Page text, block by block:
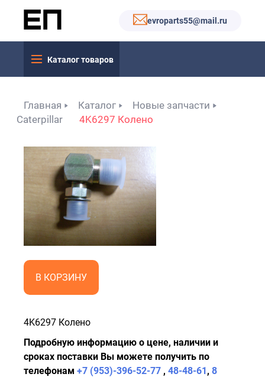
evroparts55@mail.ru
Каталог товаров
Главная Каталог
Новые запчасти
Caterpillar
4K6297 Колено
В КОРЗИНУ
4K6297 Колено
Подробную информацию о цене, наличии и
сроках поставки Вы можете получить по
телефонам +7 (953)-396-52-77 , 48-48-61, 8